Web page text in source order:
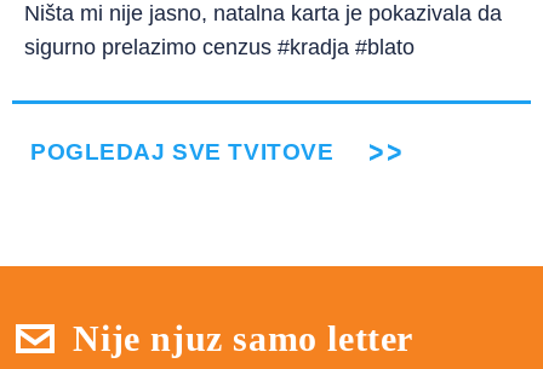
Ništa mi nije jasno, natalna karta je pokazivala da
sigurno prelazimo cenzus #kradja #blato
POGLEDAJ SVE TVITOVE
Nije njuz samo letter